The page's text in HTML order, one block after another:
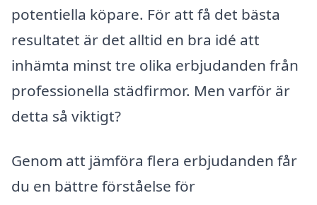
potentiella köpare. För att få det bästa
resultatet är det alltid en bra idé att
inhämta minst tre olika erbjudanden från
professionella städfirmor. Men varför är
detta så viktigt?
Genom att jämföra flera erbjudanden får
du en bättre förståelse för